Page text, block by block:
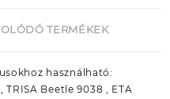
TERMÉKEK
használható:
TRISA Beetle 9038 , ETA